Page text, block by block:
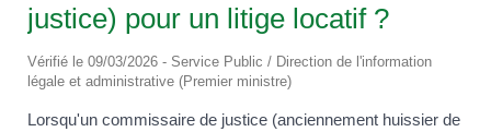
justice) pour un litige locatif ?
Vérifié le 09/03/2026 - Service Public / Direction de l'information
légale et administrative (Premier ministre)
Lorsqu'un commissaire de justice (anciennement huissier de